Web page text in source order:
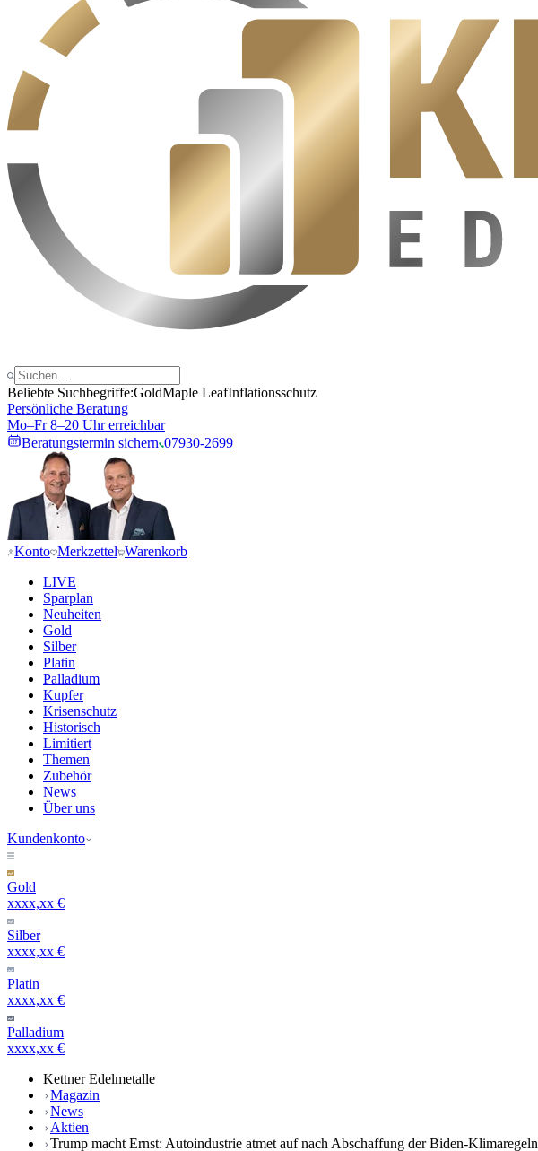
Beliebte Suchbegriffe:GoldMaple LeafInflationsschutz
Persönliche Beratung
Mo–Fr 8–20 Uhr erreichbar
Beratungstermin sichern 07930-2699
Konto Merkzettel Warenkorb
LIVE
Sparplan
Neuheiten
Gold
Silber
Platin
Palladium
Kupfer
Krisenschutz
Historisch
Limitiert
Themen
Zubehör
News
Über uns
Kundenkonto
Gold
xxxx,xx €
Silber
xxxx,xx €
Platin
xxxx,xx €
Palladium
xxxx,xx €
Kettner Edelmetalle
Magazin
News
Aktien
Trump macht Ernst: Autoindustrie atmet auf nach Abschaffung der Biden-Klimaregeln